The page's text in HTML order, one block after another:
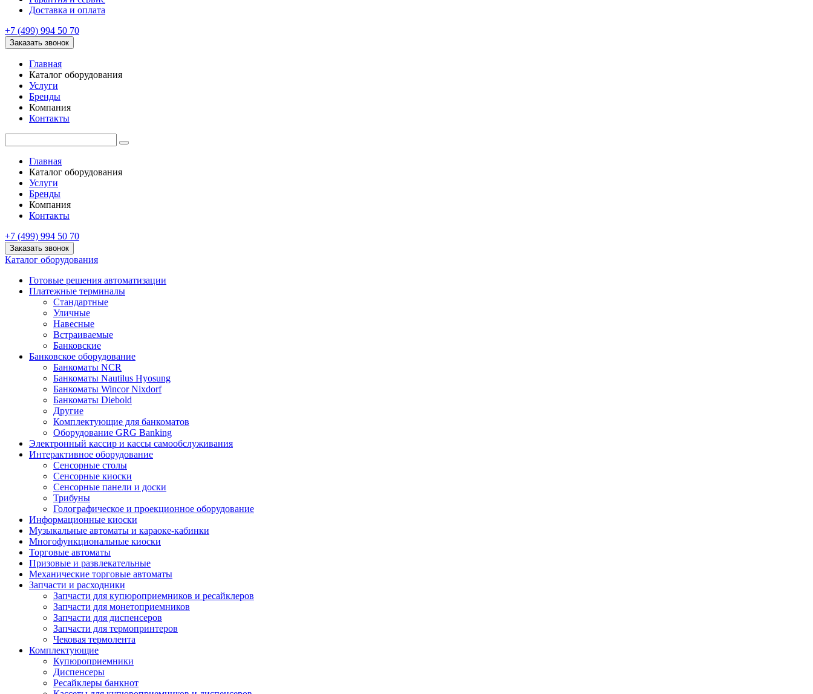
Доставка и оплата
+7 (499) 994 50 70
Заказать звонок
Главная
Каталог оборудования
Услуги
Бренды
Компания
Контакты
Главная
Каталог оборудования
Услуги
Бренды
Компания
Контакты
+7 (499) 994 50 70
Заказать звонок
Каталог оборудования
Готовые решения автоматизации
Платежные терминалы
Стандартные
Уличные
Навесные
Встраиваемые
Банковские
Банковское оборудование
Банкоматы NCR
Банкоматы Nautilus Hyosung
Банкоматы Wincor Nixdorf
Банкоматы Diebold
Другие
Комплектующие для банкоматов
Оборудование GRG Banking
Электронный кассир и кассы самообслуживания
Интерактивное оборудование
Сенсорные столы
Сенсорные киоски
Сенсорные панели и доски
Трибуны
Голографическое и проекционное оборудование
Информационные киоски
Музыкальные автоматы и караоке-кабинки
Многофункциональные киоски
Торговые автоматы
Призовые и развлекательные
Механические торговые автоматы
Запчасти и расходники
Запчасти для купюроприемников и ресайклеров
Запчасти для монетоприемников
Запчасти для диспенсеров
Запчасти для термопринтеров
Чековая термолента
Комплектующие
Купюроприемники
Диспенсеры
Ресайклеры банкнот